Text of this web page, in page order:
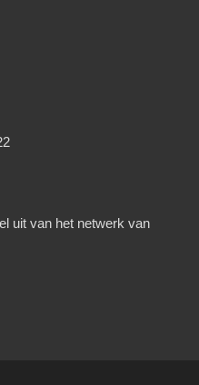
uit van het netwerk van